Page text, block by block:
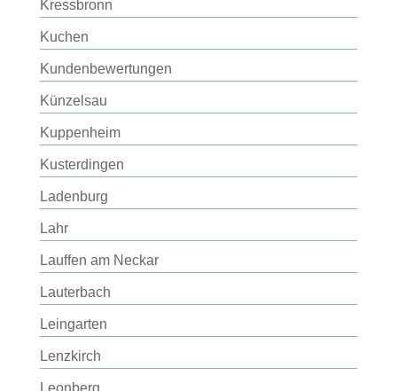
Kressbronn
Kuchen
Kundenbewertungen
Künzelsau
Kuppenheim
Kusterdingen
Ladenburg
Lahr
Lauffen am Neckar
Lauterbach
Leingarten
Lenzkirch
Leonberg